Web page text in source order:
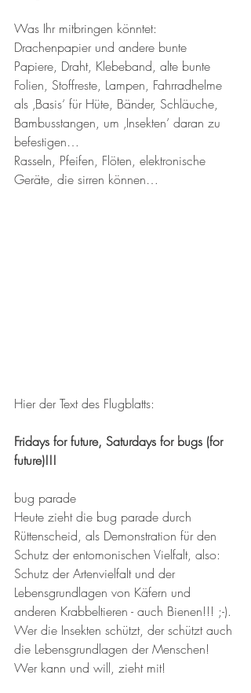
Was Ihr mitbringen könntet:
Drachenpapier und andere bunte
Papiere, Draht, Klebeband, alte bunte
Folien, Stoffreste, Lampen, Fahrradhelme
als ‚Basis‘ für Hüte, Bänder, Schläuche,
Bambusstangen, um ‚Insekten‘ daran zu
befestigen…
Rasseln, Pfeifen, Flöten, elektronische
Geräte, die sirren können…
Hier der Text des Flugblatts:
Fridays for future, Saturdays for bugs (for
future)!!!
bug parade
Heute zieht die bug parade durch
Rüttenscheid, als Demonstration für den
Schutz der entomonischen Vielfalt, also:
Schutz der Artenvielfalt und der
Lebensgrundlagen von Käfern und
anderen Krabbeltieren - auch Bienen!!! ;-).
Wer die Insekten schützt, der schützt auch
die Lebensgrundlagen der Menschen!
Wer kann und will, zieht mit!